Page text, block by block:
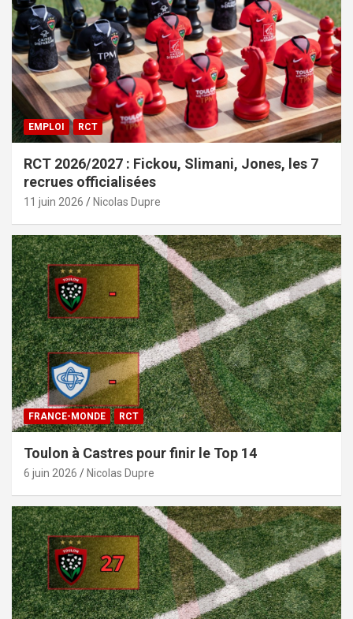
EMPLOI RCT
RCT 2026/2027 : Fickou, Slimani, Jones, les 7
recrues officialisées
11 juin 2026 Nicolas Dupre
FRANCE-MONDE RCT
Toulon à Castres pour finir le Top 14
6 juin 2026 Nicolas Dupre